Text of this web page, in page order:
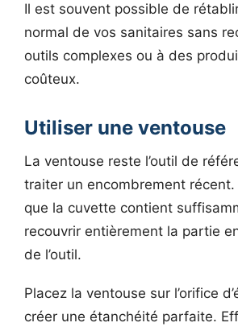
Il est souvent possible de
normal de vos sanitaires sans
outils complexes ou à des
coûteux.
Utiliser une ventouse
La ventouse reste l’outil de
traiter un encombrement
que la cuvette contient
recouvrir entièrement la partie
de l’outil.
Placez la ventouse sur l’orifice
créer une étanchéité parfaite.